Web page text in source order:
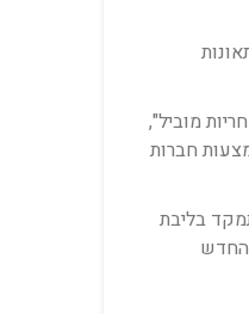
מוביל",
חברות
בליבת
החדש